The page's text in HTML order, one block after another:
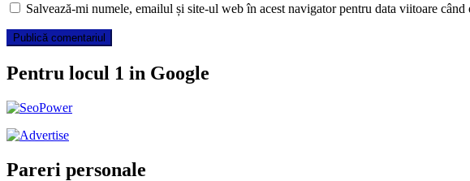
Salvează-mi numele, emailul și site-ul web în acest navigator pentru data viitoare când
Pentru locul 1 in Google
Pareri personale